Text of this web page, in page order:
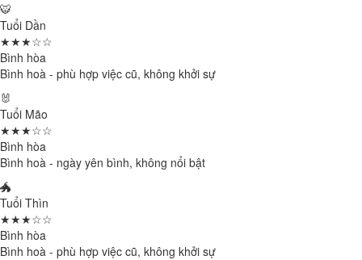
🐯
Tuổi Dần
★★★☆☆
Bình hòa
Bình hoà - phù hợp việc cũ, không khởi sự
🐰
Tuổi Mão
★★★☆☆
Bình hòa
Bình hoà - ngày yên bình, không nổi bật
🐲
Tuổi Thìn
★★★☆☆
Bình hòa
Bình hoà - phù hợp việc cũ, không khởi sự